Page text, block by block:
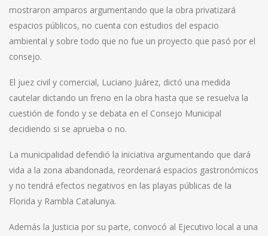
mostraron amparos argumentando que la obra privatizará
espacios públicos, no cuenta con estudios del espacio
ambiental y sobre todo que no fue un proyecto que pasó por el
consejo.
El juez civil y comercial, Luciano Juárez, dictó una medida
cautelar dictando un freno en la obra hasta que se resuelva la
cuestión de fondo y se debata en el Consejo Municipal
decidiendo si se aprueba o no.
La municipalidad defendió la iniciativa argumentando que dará
vida a la zona abandonada, reordenará espacios gastronómicos
y no tendrá efectos negativos en las playas públicas de la
Florida y Rambla Catalunya.
Además la Justicia por su parte, convocó al Ejecutivo local a una